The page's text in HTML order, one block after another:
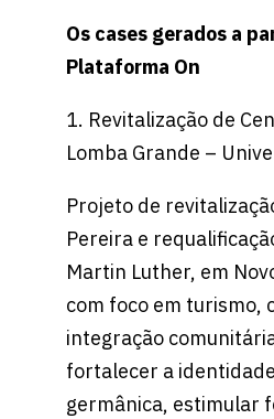
Os cases gerados a
Plataforma On
1. Revitalização de
Lomba Grande –
Projeto de
Pereira e
Martin Luther, em
com foco em turismo,
integração
fortalecer a
germânica, estimular